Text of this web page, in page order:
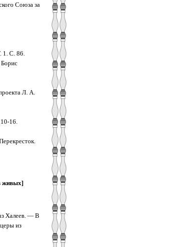
Союза за
1. С. 86.
Л. А.
16.
живых]
Халеев. — В
из